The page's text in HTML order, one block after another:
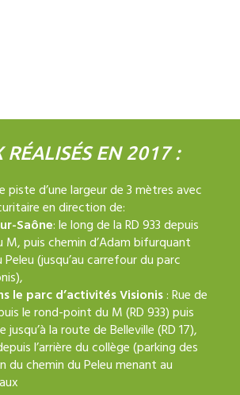
RÉALISÉS EN 2017 :
piste d’une largeur de 3 mètres avec
en direction de:
Saône: le long de la RD 933 depuis
puis chemin d’Adam bifurquant
(jusqu’au carrefour du parc
le parc d’activités Visionis: Rue de
le rond-point du M (RD 933) puis
jusqu’à la route de Belleville (RD 17),
l’arrière du collège (parking des
du chemin du Peleu menant au